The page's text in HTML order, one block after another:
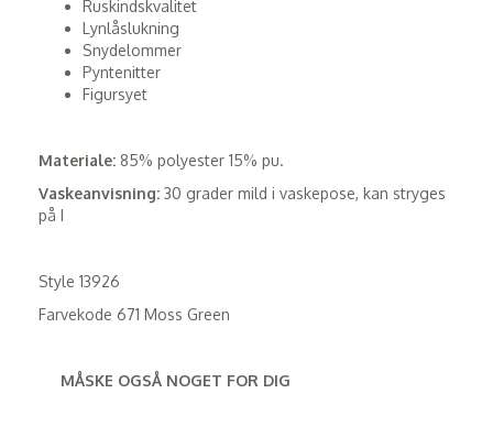
Ruskindskvalitet
Lynlåslukning
Snydelommer
Pyntenitter
Figursyet
Materiale: 85% polyester 15% pu.
Vaskeanvisning: 30 grader mild i vaskepose, kan stryges
på I
Style 13926
Farvekode 671 Moss Green
MÅSKE OGSÅ NOGET FOR DIG